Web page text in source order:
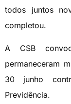
todos juntos
completou.
A CSB
permaneceram
30 junho
Previdência.